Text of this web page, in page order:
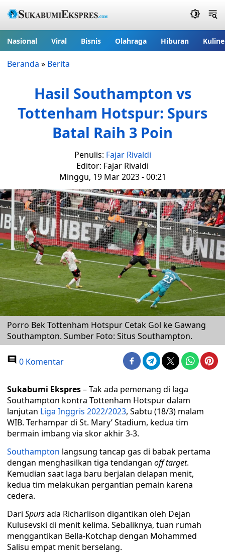
Nasional Viral Bisnis Olahraga Hiburan
Beranda » Berita
Hasil Southampton vs
Tottenham Hotspur: Spurs
Batal Raih 3 Poin
Penulis: Fajar Rivaldi
Editor: Fajar Rivaldi
Minggu, 19 Mar 2023 - 00:21
Porro Bek Tottenham Hotspur Cetak Gol ke Gawang
Southampton. Sumber Foto: Situs Southampton.
0 Komentar
Sukabumi Ekspres– Tak ada pemenang di laga
Southampton kontra Tottenham Hotspur dalam
lanjutan Liga Inggris 2022/2023, Sabtu (18/3) malam
WIB. Terhampar di St. Mary’ Stadium, kedua tim
bermain imbang via skor akhir 3-3.
Southampton langsung tancap gas di babak pertama
dengan menghasilkan tiga tendangan off target.
Kemudian saat laga baru berjalan delapan menit,
kedua tim melakukan pergantian pemain karena
cedera.
Dari Spursada Richarlison digantikan oleh Dejan
Kulusevski di menit kelima. Sebaliknya, tuan rumah
menggantikan Bella-Kotchap dengan Mohammed
Salisu empat menit berselang.